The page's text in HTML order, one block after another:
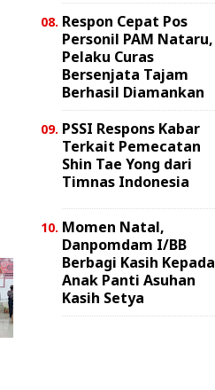
Respon Cepat Pos
Personil PAM Nataru,
Pelaku Curas
Bersenjata Tajam
Berhasil Diamankan
PSSI Respons Kabar
Terkait Pemecatan
Shin Tae Yong dari
Timnas Indonesia
Momen Natal,
Danpomdam I/BB
Berbagi Kasih Kepada
Anak Panti Asuhan
Kasih Setya